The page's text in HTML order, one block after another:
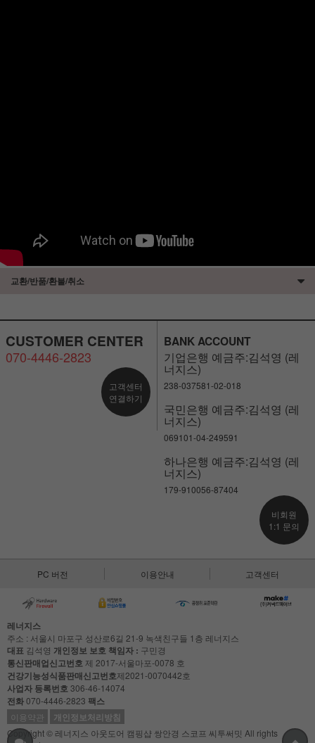
교환/반품/환불/취소
CUSTOMER CENTER
070-4446-2823
고객센터
연결하기
BANK ACCOUNT
기업은행 예금주:김석영 (레
너지스)
238-037581-02-018
국민은행 예금주:김석영 (레
너지스)
069101-04-249591
하나은행 예금주:김석영 (레
너지스)
179-910056-87404
비회원
1:1 문의
PC 버전 이용안내 고객센터
레너지스
주소 : 서울시 마포구 성산로6길 21-9 녹색친구들 1층 레너지스
대표 김석영 개인정보 보호 책임자 : 구민경
통신판매업신고번호제 2017-서울마포-0078 호
건강기능성식품판매신고번호제2021-0070442호
사업자 등록번호306-46-14074
전화070-4446-2823 팩스
이용약관 개인정보처리방침
Copyright © 레너지스 아웃도어 캠핑샵 쌍안경 스코프 씨투써밋 All rights